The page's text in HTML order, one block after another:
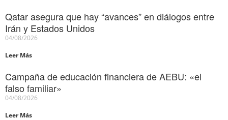
Qatar asegura que hay “avances” en diálogos entre
Irán y Estados Unidos
04/08/2026
Leer Más
Campaña de educación financiera de AEBU: «el
falso familiar»
04/08/2026
Leer Más